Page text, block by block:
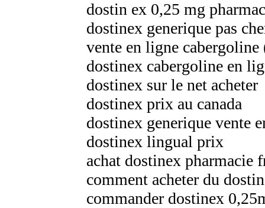
dostin ex 0,25 mg
dostinex generique pas
vente en ligne
dostinex cabergoline en
dostinex sur le net acheter
dostinex prix au canada
dostinex generique vente
dostinex lingual prix
achat dostinex pharmacie
comment acheter du
commander dostinex